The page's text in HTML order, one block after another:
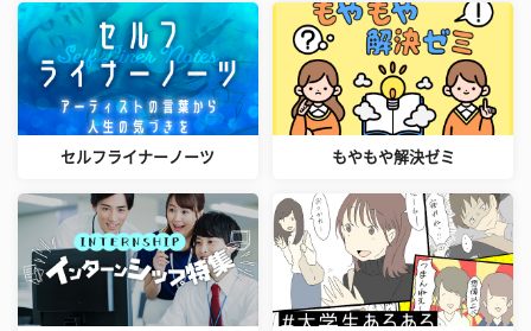
セルフライナーノーツ もやもや解決ゼミ